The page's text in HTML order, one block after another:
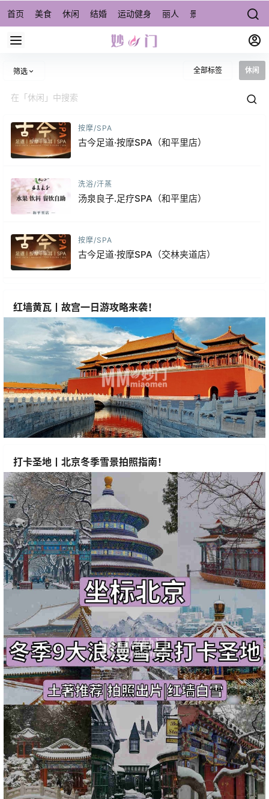
首页 美食 休闲 结婚 运动健身 丽人 景点/周边游 宠物
筛选 全部标签 休闲
按摩/SPA
古今足道·按摩SPA（和平里店）
洗浴/汗蒸
汤泉良子.足疗SPA（和平里店）
按摩/SPA
古今足道·按摩SPA（交林夹道店）
红墙黄瓦丨故宫一日游攻略来袭！
打卡圣地丨北京冬季雪景拍照指南！